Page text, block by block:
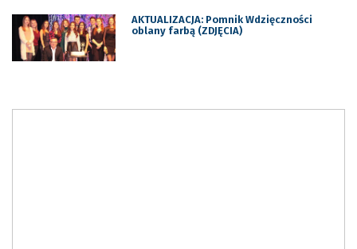
AKTUALIZACJA: Pomnik Wdzięczności
oblany farbą (ZDJĘCIA)